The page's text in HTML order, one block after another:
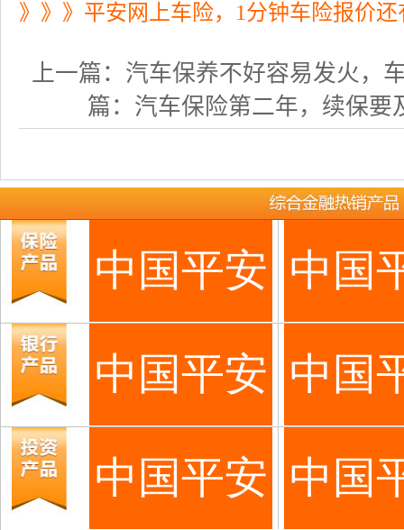
》》》平安网上车险，1分钟车险报价
上一篇： 汽车保养不好容易发火，
篇： 汽车保险第二年，续保要